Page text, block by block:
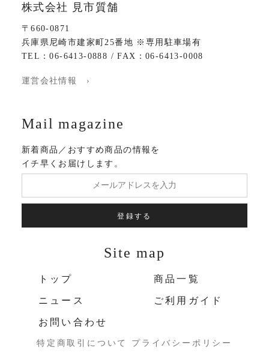
株式会社 見市質舗
〒660-0871
兵庫県尼崎市建家町25番地 ※専用駐車場有
TEL：06-6413-0888 / FAX：06-6413-0008
運営会社情報 ›
Mail magazine
新着商品／おすすめ商品の情報を
イチ早くお届けします。
登録する
Site map
トップ 商品一覧
ニュース ご利用ガイド
お問い合わせ
特定商取引について プライバシーポリシー